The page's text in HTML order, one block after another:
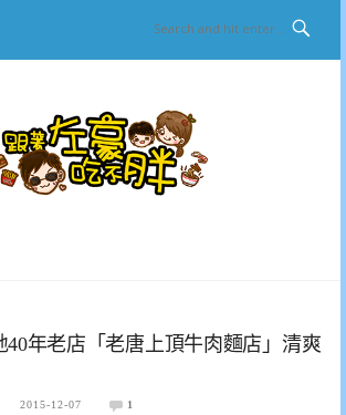
40年老店「老唐上頂牛肉麵店」清爽
2015-12-07 1